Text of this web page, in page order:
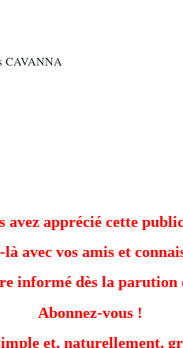
CAVANNA
avez apprécié cette
avec vos amis et
informé dès la
Abonnez-vous !
et, naturellement,